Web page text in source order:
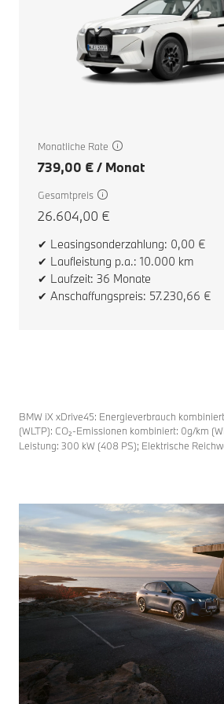
Monatliche Rate
739,00 € / Monat
Gesamtpreis
26.604,00 €
✔ Leasingsonderzahlung: 0,00 €
✔ Laufleistung p.a.: 10.000 km
✔ Laufzeit: 36 Monate
✔ Anschaffungspreis: 57.230,66 €
BMW iX xDrive45: Energieverbrauch
(WLTP): CO₂-Emissionen kombiniert: 0g/km
Leistung: 300 kW (408 PS); Elektrische